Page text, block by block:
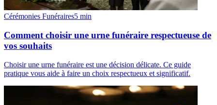
Cérémonies Funéraires5 min
Comment choisir une urne funéraire respectueuse de
vos souhaits
Choisir une urne funéraire est une décision délicate. Ce guide
pratique vous aide à faire un choix respectueux et significatif.